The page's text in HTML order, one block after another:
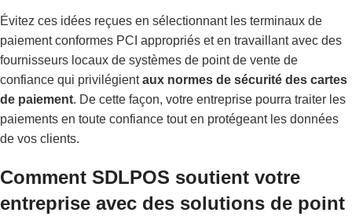
Évitez ces idées reçues en sélectionnant les terminaux de
paiement conformes PCI appropriés et en travaillant avec des
fournisseurs locaux de systèmes de point de vente de
confiance qui privilégientaux normes de sécurité des cartes
de paiement. De cette façon, votre entreprise pourra traiter les
paiements en toute confiance tout en protégeant les données
de vos clients.
Comment SDLPOS soutient votre
entreprise avec des solutions de point